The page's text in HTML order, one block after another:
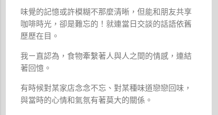
味覺的記憶或許模糊不那麼清晰，但能和朋友共享
咖啡時光，卻是難忘的！就連當日交談的話語依舊
歷歷在目。
我ㄧ直認為，食物牽繫著人與人之間的情感，連結
著回憶。
有時候對某家店念念不忘、對某種味道戀戀回味，
與當時的心情和氣氛有著莫大的關係。